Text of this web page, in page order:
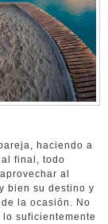
haciendo a
final, todo
al
bien su destino y
la ocasión. No
suficientemente